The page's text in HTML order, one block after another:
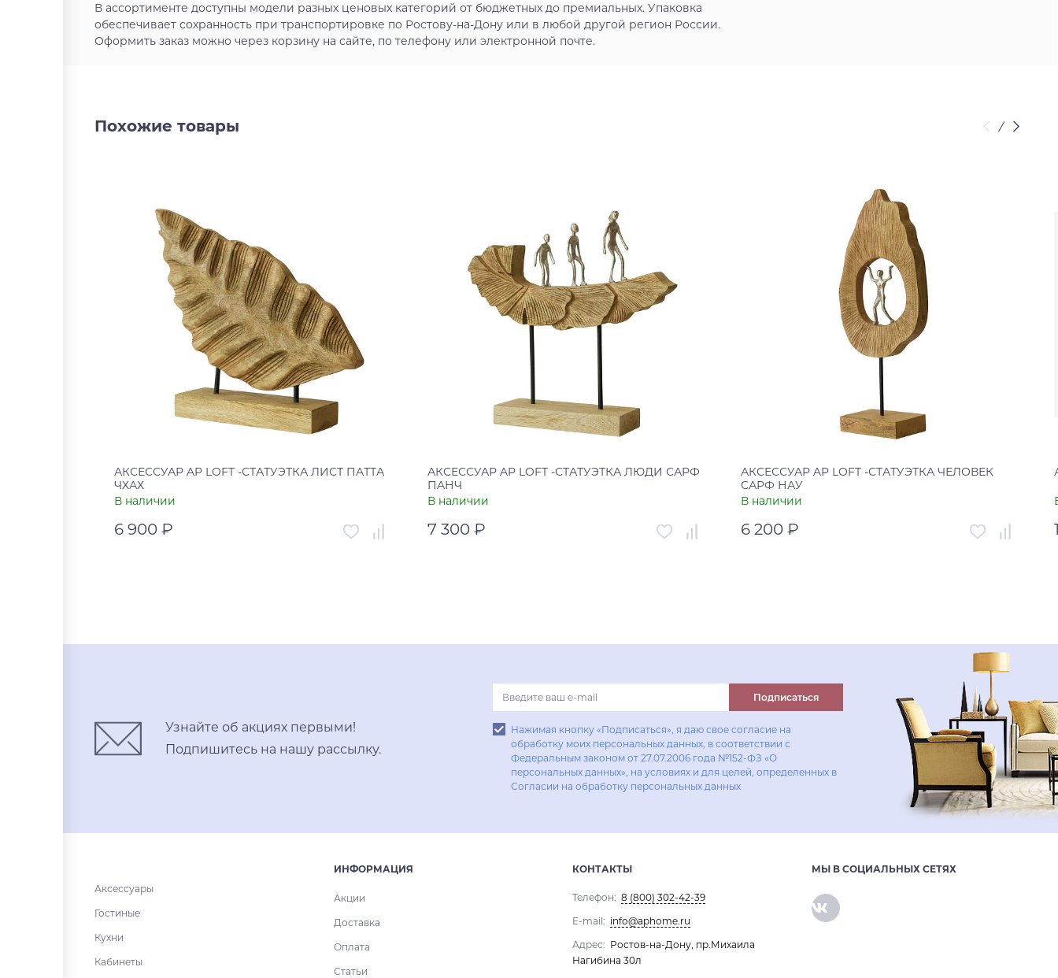
В ассортименте доступны модели разных ценовых категорий от бюджетных до премиальных. Упаковка
обеспечивает сохранность при транспортировке по Ростову-на-Дону или в любой другой регион России.
Оформить заказ можно через корзину на сайте, по телефону или электронной почте.
Похожие товары
АКСЕССУАР AP LOFT -СТАТУЭТКА ЛИСТ ПАТТА
ЧХАХ
В наличии
6 900 ₽
Купить в один клик
АКСЕССУАР AP LOFT -СТАТУЭТКА ЛЮДИ САРФ
ПАНЧ
В наличии
7 300 ₽
Купить в один клик
АКСЕССУАР AP LOFT -СТАТУЭТКА ЧЕЛОВЕК
САРФ НАУ
В наличии
6 200 ₽
Купить в один клик
Узнайте об акциях первыми!
Подпишитесь на нашу рассылку.
Подписаться
Нажимая кнопку «Подписаться», я даю свое согласие на
обработку моих персональных данных, в соответствии с
Федеральным законом от 27.07.2006 года №152-ФЗ «О
персональных данных», на условиях и для целей, определенных в
Согласии на обработку персональных данных
Аксессуары
Гостиные
Кухни
Кабинеты
ИНФОРМАЦИЯ
Акции
Доставка
Оплата
Статьи
КОНТАКТЫ
Телефон: 8 (800) 302-42-39
E-mail: info@aphome.ru
Адрес: Ростов-на-Дону, пр.Михаила
Нагибина 30л
МЫ В СОЦИАЛЬНЫХ СЕТЯХ